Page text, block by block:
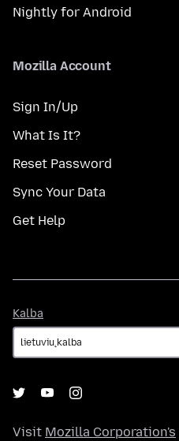
Nightly for Android
Mozilla Account
Sign In/Up
What Is It?
Reset Password
Sync Your Data
Get Help
Kalba
Visit Mozilla Corporation's